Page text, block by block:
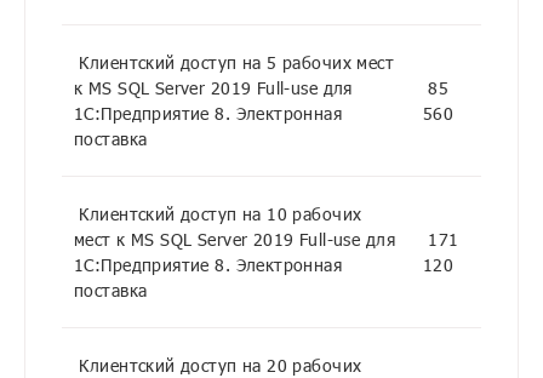
Клиентский доступ на 5 рабочих мест
к MS SQL Server 2019 Full-use для
1С:Предприятие 8. Электронная
поставка
85
560
Клиентский доступ на 10 рабочих
мест к MS SQL Server 2019 Full-use для
1С:Предприятие 8. Электронная
поставка
171
120
Клиентский доступ на 20 рабочих